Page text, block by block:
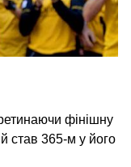
фінішну
став 365‑м у його